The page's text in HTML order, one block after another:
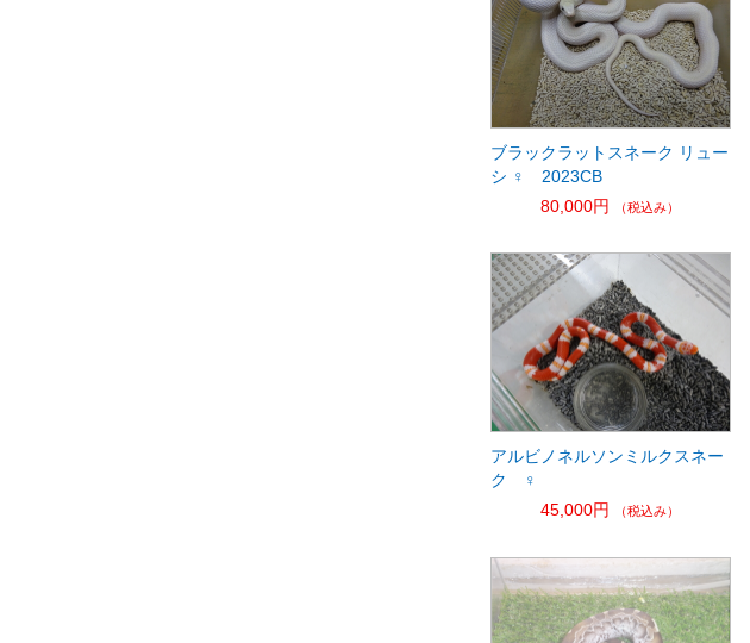
ブラックラットスネーク リュー
シ ♀ 2023CB
80,000円
（税込み）
アルビノネルソンミルクスネー
ク ♀
45,000円
（税込み）